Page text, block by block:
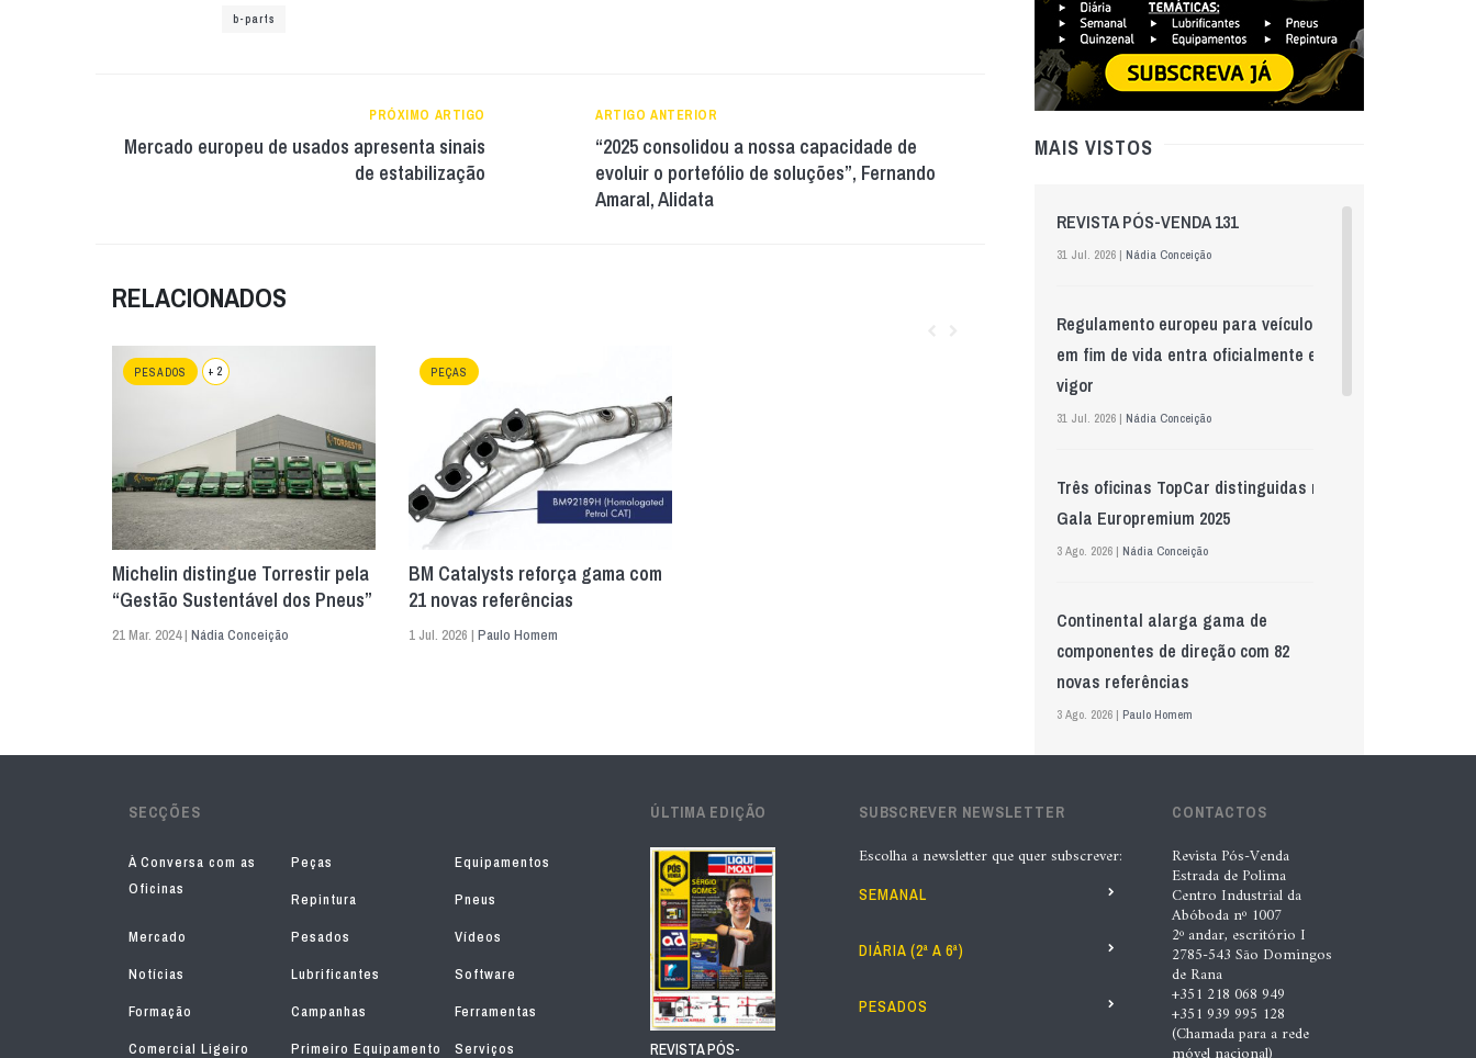
b-parts
PRÓXIMO ARTIGO
Mercado europeu de usados apresenta sinais
de estabilização
ARTIGO ANTERIOR
“2025 consolidou a nossa capacidade de
evoluir o portefólio de soluções”, Fernando
Amaral, Alidata
RELACIONADOS
PESADOS + 2
Michelin distingue Torrestir pela
“Gestão Sustentável dos Pneus”
21 Mar. 2024 | Nádia Conceição
PEÇAS
BM Catalysts reforça gama com
21 novas referências
1 Jul. 2026 | Paulo Homem
MAIS VISTOS
REVISTA PÓS-VENDA 131
31 Jul. 2026 | Nádia Conceição
Regulamento europeu para veículos
em fim de vida entra oficialmente em
vigor
31 Jul. 2026 | Nádia Conceição
Três oficinas TopCar distinguidas na
Gala Europremium 2025
3 Ago. 2026 | Nádia Conceição
Continental alarga gama de
componentes de direção com 82
novas referências
3 Ago. 2026 | Paulo Homem
controlo de qualidade
5 Ago. 2026 | Nádia Conceição
GS Pro Tyres assume representação
exclusiva da Laufenn em Portugal
Paulo Homem
Wolf mostra nova geração de
SECÇÕES
À Conversa com as
Oficinas
Peças
Equipamentos
Repintura
Pneus
Mercado
Pesados
Vídeos
Notícias
Lubrificantes
Software
Formação
Campanhas
Ferramentas
Comercial Ligeiro
Primeiro Equipamento Serviços
ÚLTIMA EDIÇÃO
REVISTA PÓS-
SUBSCREVER NEWSLETTER
Escolha a newsletter que quer subscrever:
SEMANAL
DIÁRIA (2ª A 6ª)
PESADOS
CONTACTOS
Revista Pós-Venda
Estrada de Polima
Centro Industrial da
Abóboda nº 1007
2º andar, escritório I
2785-543 São Domingos
de Rana
+351 218 068 949
+351 939 995 128
(Chamada para a rede